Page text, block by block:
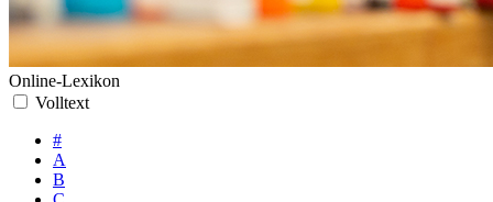
Online-Lexikon
Volltext
#
A
B